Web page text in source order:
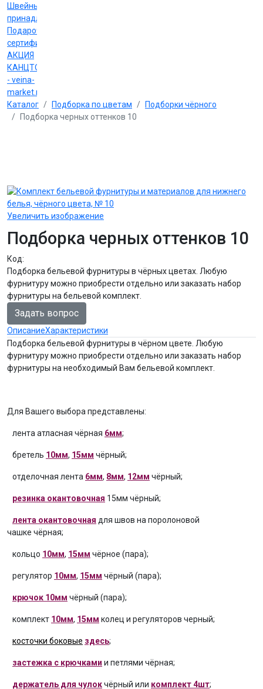
Швейные
принадлежности
Подарочные
сертификаты
АКЦИЯ
КАНЦТОВАРЫ
- veina-
market.ru
Каталог
Подборка по цветам
Подборки чёрного
Подборка черных оттенков 10
Увеличить изображение
Подборка черных оттенков 10
Код:
Подборка бельевой фурнитуры в чёрных цветах. Любую
фурнитуру можно приобрести отдельно или заказать набор
фурнитуры на бельевой комплект.
Задать вопрос
ОписаниеХарактеристики
Подборка бельевой фурнитуры в чёрном цвете. Любую
фурнитуру можно приобрести отдельно или заказать набор
фурнитуры на необходимый Вам бельевой комплект.
Для Вашего выбора представлены:
лента атласная чёрная 6мм;
бретель 10мм, 15мм чёрный;
отделочная лента 6мм, 8мм, 12мм чёрный;
резинка окантовочная 15мм чёрный;
лента окантовочная для швов на поролоновой
чашке чёрная;
кольцо 10мм, 15мм чёрное (пара);
регулятор 10мм, 15мм чёрный (пара);
крючок 10мм чёрный (пара);
комплект 10мм, 15мм колец и регуляторов черный;
косточки боковые здесь;
застежка с крючками и петлями чёрная;
держатель для чулокчёрный или комплект 4шт;